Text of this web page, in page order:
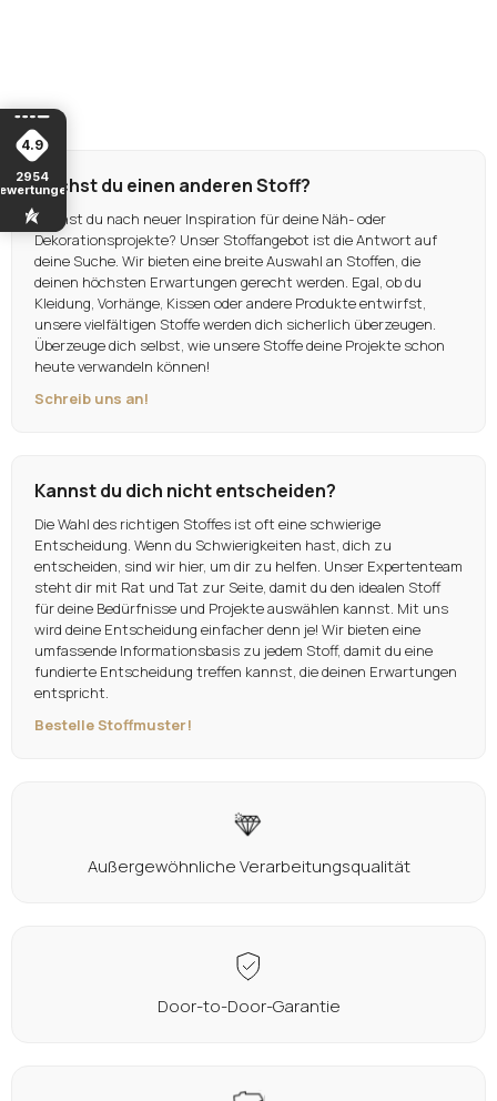
Suchst du einen anderen Stoff?
Suchst du nach neuer Inspiration für deine Näh- oder
Dekorationsprojekte? Unser Stoffangebot ist die Antwort auf
deine Suche. Wir bieten eine breite Auswahl an Stoffen, die
deinen höchsten Erwartungen gerecht werden. Egal, ob du
Kleidung, Vorhänge, Kissen oder andere Produkte entwirfst,
unsere vielfältigen Stoffe werden dich sicherlich überzeugen.
Überzeuge dich selbst, wie unsere Stoffe deine Projekte schon
heute verwandeln können!
Schreib uns an!
Kannst du dich nicht entscheiden?
Die Wahl des richtigen Stoffes ist oft eine schwierige
Entscheidung. Wenn du Schwierigkeiten hast, dich zu
entscheiden, sind wir hier, um dir zu helfen. Unser Expertenteam
steht dir mit Rat und Tat zur Seite, damit du den idealen Stoff
für deine Bedürfnisse und Projekte auswählen kannst. Mit uns
wird deine Entscheidung einfacher denn je! Wir bieten eine
umfassende Informationsbasis zu jedem Stoff, damit du eine
fundierte Entscheidung treffen kannst, die deinen Erwartungen
entspricht.
Bestelle Stoffmuster!
Außergewöhnliche Verarbeitungsqualität
Door-to-Door-Garantie
4.9
2954